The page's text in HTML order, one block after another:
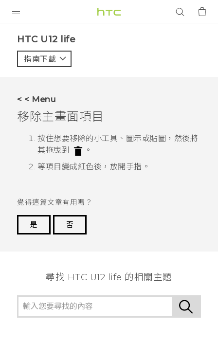
VIVE
應用程式
HTC U12 life‎
指南下載
< < Menu
移除主畫面項目
按住想要移除的小工具、圖示或貼圖，然後將
其拖曳到
。
等項目變成紅色後，放開手指。
覺得這篇文章有用嗎？
是
否
尋找 HTC U12 life 的相關主題